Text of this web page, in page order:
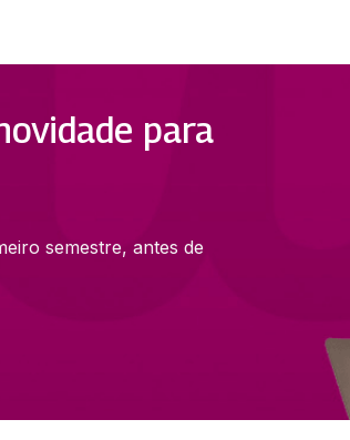
para
semestre, antes de